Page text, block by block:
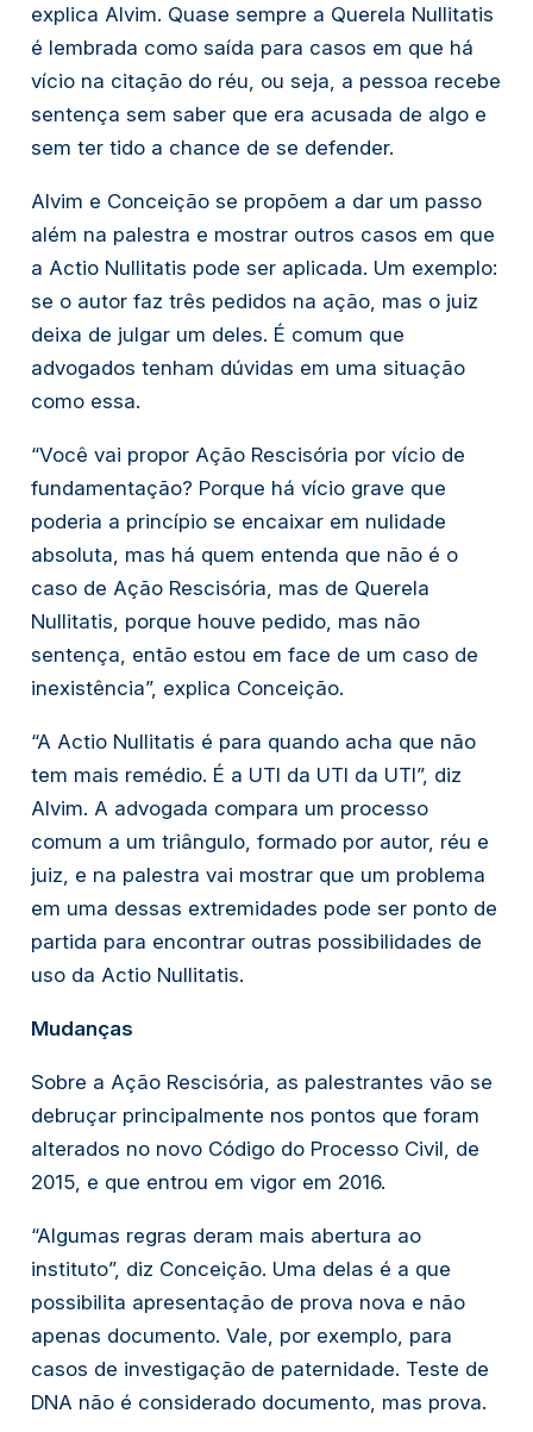
explica Alvim. Quase sempre a Querela Nullitatis
é lembrada como saída para casos em que há
vício na citação do réu, ou seja, a pessoa recebe
sentença sem saber que era acusada de algo e
sem ter tido a chance de se defender.
Alvim e Conceição se propõem a dar um passo
além na palestra e mostrar outros casos em que
a Actio Nullitatis pode ser aplicada. Um exemplo:
se o autor faz três pedidos na ação, mas o juiz
deixa de julgar um deles. É comum que
advogados tenham dúvidas em uma situação
como essa.
“Você vai propor Ação Rescisória por vício de
fundamentação? Porque há vício grave que
poderia a princípio se encaixar em nulidade
absoluta, mas há quem entenda que não é o
caso de Ação Rescisória, mas de Querela
Nullitatis, porque houve pedido, mas não
sentença, então estou em face de um caso de
inexistência”, explica Conceição.
“A Actio Nullitatis é para quando acha que não
tem mais remédio. É a UTI da UTI da UTI”, diz
Alvim. A advogada compara um processo
comum a um triângulo, formado por autor, réu e
juiz, e na palestra vai mostrar que um problema
em uma dessas extremidades pode ser ponto de
partida para encontrar outras possibilidades de
uso da Actio Nullitatis.
Mudanças
Sobre a Ação Rescisória, as palestrantes vão se
debruçar principalmente nos pontos que foram
alterados no novo Código do Processo Civil, de
2015, e que entrou em vigor em 2016.
“Algumas regras deram mais abertura ao
instituto”, diz Conceição. Uma delas é a que
possibilita apresentação de prova nova e não
apenas documento. Vale, por exemplo, para
casos de investigação de paternidade. Teste de
DNA não é considerado documento, mas prova.